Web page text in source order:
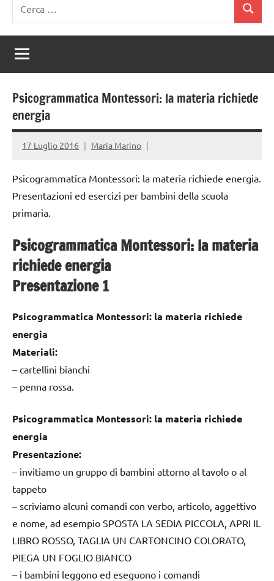
per:
Cerca
Psicogrammatica Montessori: la materia richiede
energia
17 Luglio 2016 Maria Marino
Psicogrammatica Montessori: la materia richiede energia.
Presentazioni ed esercizi per bambini della scuola
primaria.
Psicogrammatica Montessori: la materia
richiede energia
Presentazione 1
Psicogrammatica Montessori: la materia richiede
energia
Materiali:
– cartellini bianchi
– penna rossa.
Psicogrammatica Montessori: la materia richiede
energia
Presentazione:
– invitiamo un gruppo di bambini attorno al tavolo o al
tappeto
– scriviamo alcuni comandi con verbo, articolo, aggettivo
e nome, ad esempio SPOSTA LA SEDIA PICCOLA, APRI IL
LIBRO ROSSO, TAGLIA UN CARTONCINO COLORATO,
PIEGA UN FOGLIO BIANCO
– i bambini leggono ed eseguono i comandi